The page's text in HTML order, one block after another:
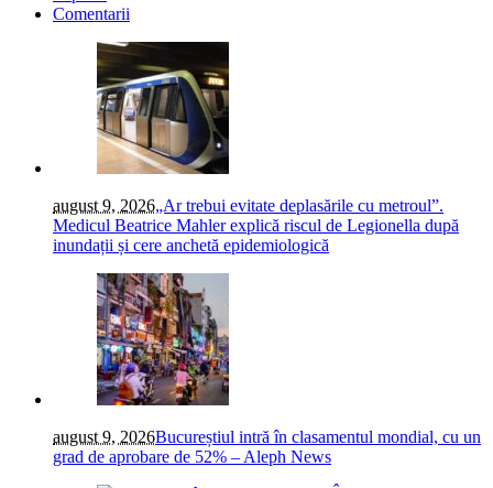
Comentarii
august 9, 2026„Ar trebui evitate deplasările cu metroul”.
Medicul Beatrice Mahler explică riscul de Legionella după
inundații și cere anchetă epidemiologică
august 9, 2026Bucureștiul intră în clasamentul mondial, cu un
grad de aprobare de 52% – Aleph News